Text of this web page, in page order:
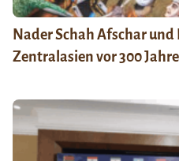
Nader Schah Afschar
Zentralasien vor 300